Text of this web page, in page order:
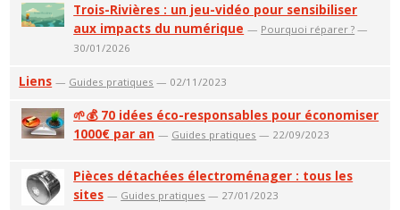
Trois-Rivières : un jeu-vidéo pour sensibiliser
aux impacts du numérique — Pourquoi réparer ? —
30/01/2026
Liens — Guides pratiques — 02/11/2023
🌱💰 70 idées éco-responsables pour économiser
1000€ par an — Guides pratiques — 22/09/2023
Pièces détachées électroménager : tous les
sites — Guides pratiques — 27/01/2023